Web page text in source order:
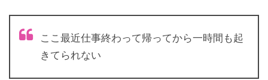
ここ最近仕事終わって帰ってから一時間も起
きてられない